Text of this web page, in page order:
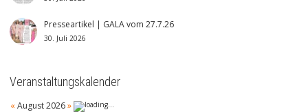
Presseartikel | GALA vom 27.7.26
30. Juli 2026
Veranstaltungskalender
« August 2026»